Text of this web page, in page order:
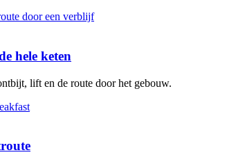
hele keten
lift en de route door het gebouw.